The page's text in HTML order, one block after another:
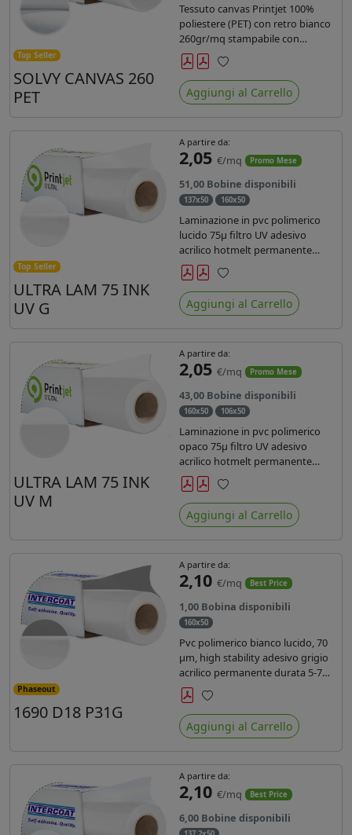
Top Seller
SOLVY CANVAS 260
PET
Tessuto canvas Printjet 100%
poliestere (PET) con retro bianco
260gr/mq stampabile con
inchiostri solvente, ecosolvente,
uv e latex.
Preferiti
Aggiungi al Carrello
Top Seller
ULTRA LAM 75 INK
UV G
A partire da:
2,05 €/mq Promo Mese
51,00 Bobine disponibili
137x50 160x50
Laminazione in pvc polimerico
lucido 75µ filtro UV adesivo
acrilico hotmelt permanente
specifico per stampe con
inchiostri UV durata 7 anni indoor
e 5 outdoor. Dotato di certificato
ignifugo Bs1d0.
Preferiti
Aggiungi al Carrello
ULTRA LAM 75 INK
UV M
A partire da:
2,05 €/mq Promo Mese
43,00 Bobine disponibili
160x50 106x50
Laminazione in pvc polimerico
opaco 75µ filtro UV adesivo
acrilico hotmelt permanente
specifico per stampe con
inchiostri UV durata 7 anni indoor
e 5 outdoor. Dotato di certificato
ignifugo Bs1d0.
Preferiti
Aggiungi al Carrello
Phaseout
1690 D18 P31G
A partire da:
2,10 €/mq Best Price
1,00 Bobina disponibili
160x50
Pvc polimerico bianco lucido, 70
µm, high stability adesivo grigio
acrilico permanente durata 5-7
anni, per stampe con inchiostri
solvente, ecosolvente, UV e latex.
Preferiti
Aggiungi al Carrello
A partire da:
2,10 €/mq Best Price
6,00 Bobine disponibili